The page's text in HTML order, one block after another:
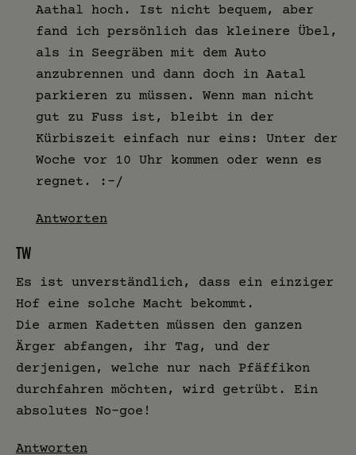
Aathal hoch. Ist nicht bequem, aber
fand ich persönlich das kleinere Übel,
als in Seegräben mit dem Auto
anzubrennen und dann doch in Aatal
parkieren zu müssen. Wenn man nicht
gut zu Fuss ist, bleibt in der
Kürbiszeit einfach nur eins: Unter der
Woche vor 10 Uhr kommen oder wenn es
regnet. :-/
Antworten
TW
Es ist unverständlich, dass ein einziger
Hof eine solche Macht bekommt.
Die armen Kadetten müssen den ganzen
Ärger abfangen, ihr Tag, und der
derjenigen, welche nur nach Pfäffikon
durchfahren möchten, wird getrübt. Ein
absolutes No-goe!
Antworten